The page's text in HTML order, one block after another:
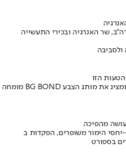
שר האנרגיה ובכירי התעשייה
ולסביבה
הזו
בספורט